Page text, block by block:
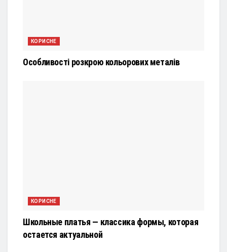
КОРИСНЕ
Особливості розкрою кольорових металів
КОРИСНЕ
Школьные платья — классика формы, которая
остается актуальной